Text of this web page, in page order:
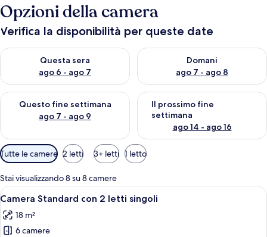
Opzioni della camera
Verifica la disponibilità per queste date
Questa sera
ago 6 - ago 7
Verifica la disponibilità per questa sera, ago 6 - ago 7
Domani
ago 7 - ago 8
Verifica la disponibilità per
Questo fine settimana
ago 7 - ago 9
Verifica la disponibilità per questo fine settimana, ago 7 - ago
Il prossimo fine
settimana
ago 14 - ago 16
Verifica la disponibilità per il
Filtri
disponibili
per
le
camere
Tutte le camere 2 letti 3+ letti 1 letto
Stai visualizzando 8 su 8 camere
Apri
tutte
le
foto
Una camera da letto con testiera in
8
Camera Standard con 2 letti singoli
18 m²
6 camere